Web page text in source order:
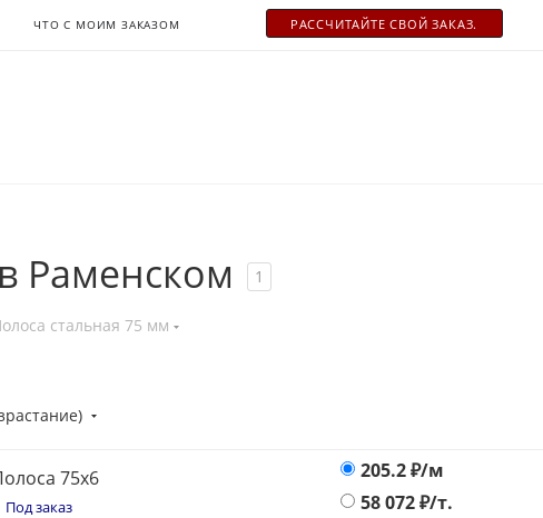
ЧТО С МОИМ ЗАКАЗОМ РАСCЧИТАЙТЕ СВОЙ ЗАКАЗ.
Раменском 1
стальная 75 мм
75х6
Под заказ
205.2₽/м
58 072₽/т.